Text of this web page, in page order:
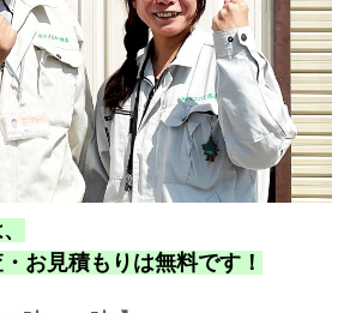
お見積もりは無料です！